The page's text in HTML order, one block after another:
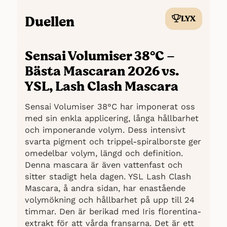
Sammanfattning: Vi har samlat
och Sephora(( Sephora, 2023-10-02))
men vårt betyg grundar sig i hög grad på
vår egen användarupplevelse för att ge
dig den mest omfattande bilden av YSLs
Lash Clash.
Duellen LYX
Sensai Volumiser 38°C –
Bästa Mascaran 2026 vs.
YSL, Lash Clash Mascara
Sensai Volumiser 38°C har imponerat oss
med sin enkla applicering, långa hållbarhet
och imponerande volym. Dess intensivt
svarta pigment och trippel-spiralborste ger
omedelbar volym, längd och definition.
Denna mascara är även vattenfast och
sitter stadigt hela dagen. YSL Lash Clash
Mascara, å andra sidan, har enastående
volymökning och hållbarhet på upp till 24
timmar. Den är berikad med Iris florentina-
extrakt för att vårda fransarna. Det är ett